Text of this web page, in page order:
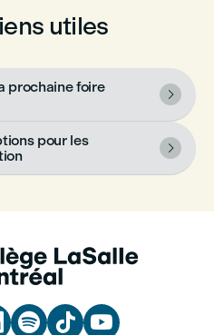
utiles
prochaine foire

pour les

  